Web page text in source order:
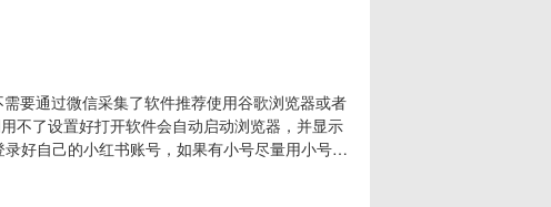
要通过微信采集了软件推荐使用谷歌浏览器或者
不了设置好打开软件会自动启动浏览器，并显示
好自己的小红书账号，如果有小号尽量用小号登
一下浏览器安装路径，点击如下图所示位置，会
Files